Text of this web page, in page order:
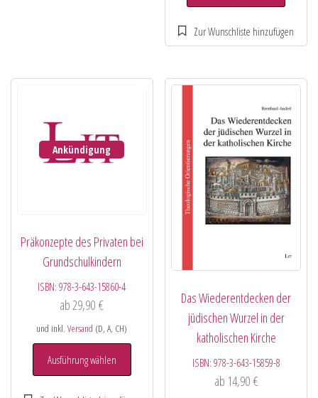
Ankündigung
Präkonzepte des Privaten bei
Grundschulkindern
ISBN:978-3-643-15860-4
ab 29,90€
und inkl.Versand (D, A, CH)
Ausführung wählen
Das Wiederentdecken der
jüdischen Wurzel in der
katholischen Kirche
ISBN: 978-3-643-15859-8
ab 14,90 €